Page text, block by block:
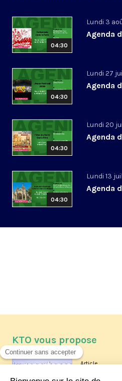
04:30
Lundi 3
Agenda
04:30
Lundi 27
Agenda
04:30
Lundi 20
Agenda
04:30
Lundi 13
Agenda
KTO vous propose
Article
Les